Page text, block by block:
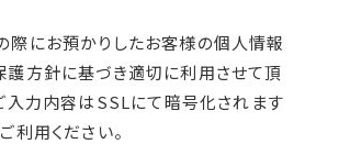
際にお預かりしたお客様の個人情報
護方針に基づき適切に利用させて頂
ご入力内容はSSLにて暗号化されます
利用ください。